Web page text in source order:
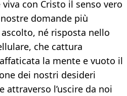
con Cristo il senso vero
domande più
né risposta nello
che cattura
la mente e vuoto il
dei nostri desideri
attraverso l’uscire da noi